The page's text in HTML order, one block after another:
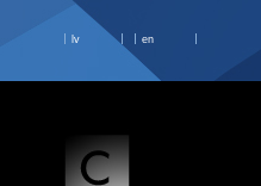
lv en